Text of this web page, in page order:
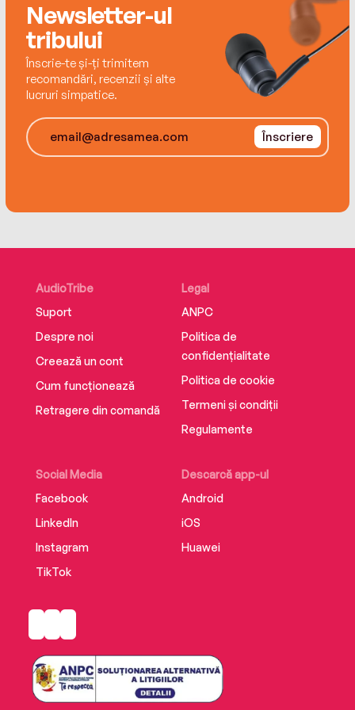
day, and she’s hell bent on making sure
Constable Guthrie has one too.
Newsletter-ul
tribului
Înscrie-te și-ți trimitem
recomandări, recenzii și alte
lucruri simpatice.
Înscriere
AudioTribe
Suport
Despre noi
Creează un cont
Cum funcționează
Retragere din comandă
Social Media
Facebook
LinkedIn
Instagram
TikTok
Descarcă app-ul
Android
iOS
Huawei
Legal
ANPC
Politica de
confidențialitate
Politica de cookie
Termeni și condiții
Regulamente